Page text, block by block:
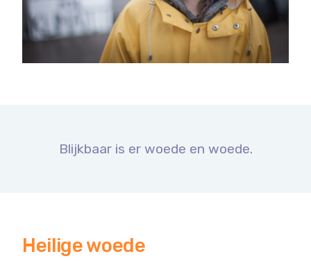
Blijkbaar is er woede en woede.
Heilige woede